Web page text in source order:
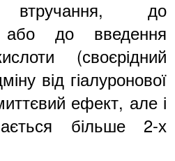
втручання, до
або до введення
(своєрідний
від гіалуронової
ефект, але і
більше 2-х